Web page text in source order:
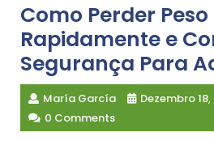
Como Perder Peso
Rapidamente e
Segurança Para
María García
Dezembro
0 Comments